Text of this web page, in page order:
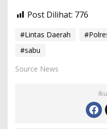
Post Dilihat: 776
#Lintas Daerah
#sabu
Source News